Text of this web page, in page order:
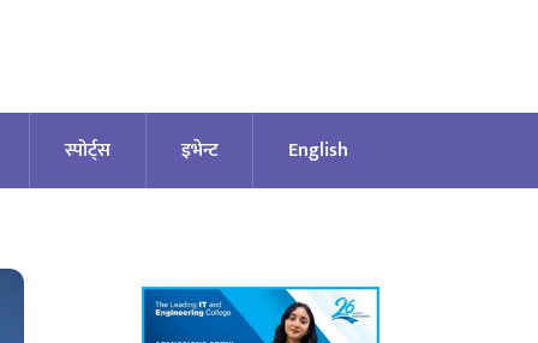
स्पोर्ट्स इभेन्ट English